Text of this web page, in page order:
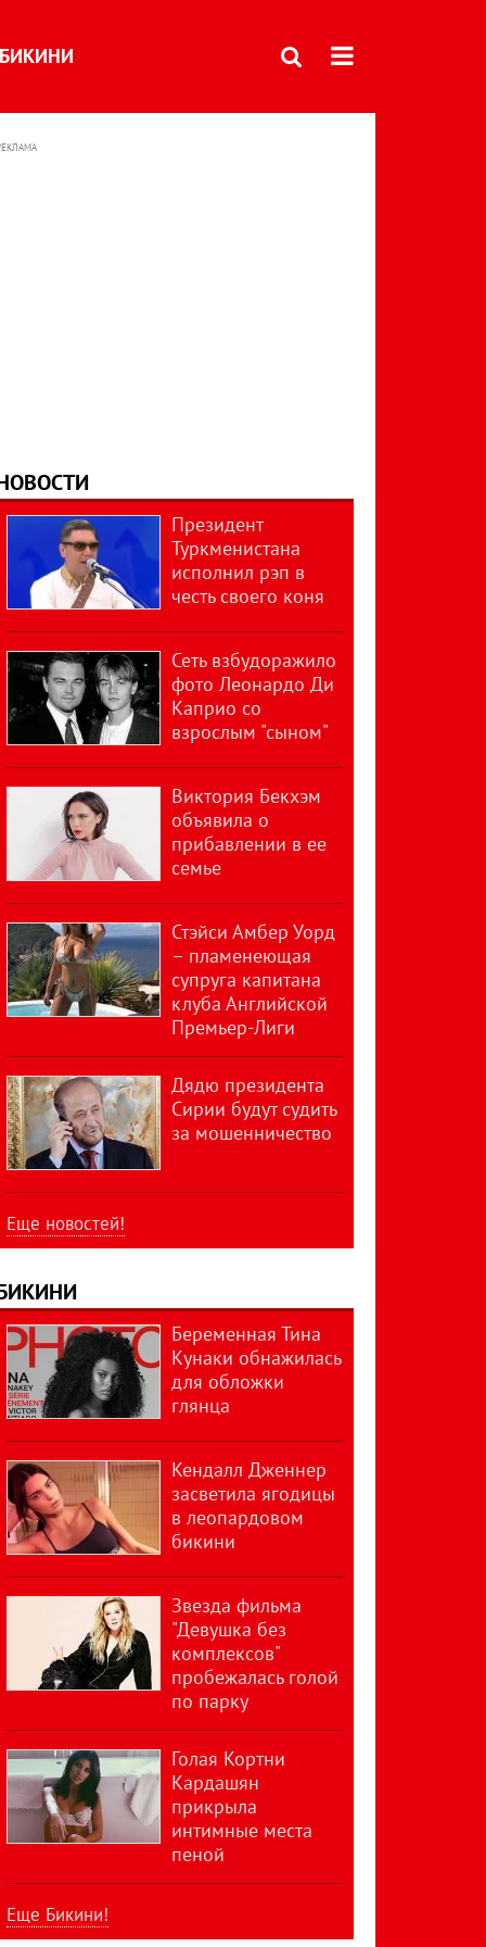
БИКИНИ
Президент
Туркменистана
исполнил рэп в
честь своего коня
Сеть взбудоражило
фото Леонардо Ди
Каприо со
взрослым "сыном"
Виктория Бекхэм
объявила о
прибавлении в ее
семье
Стэйси Амбер Уорд
– пламенеющая
супруга капитана
клуба Английской
Премьер-Лиги
Дядю президента
Сирии будут судить
за мошенничество
Еще новостей!
Беременная Тина
Кунаки обнажилась
для обложки
глянца
Кендалл Дженнер
засветила ягодицы
в леопардовом
бикини
Звезда фильма
"Девушка без
комплексов"
пробежалась голой
по парку
Голая Кортни
Кардашян
прикрыла
интимные места
пеной
Еще Бикини!